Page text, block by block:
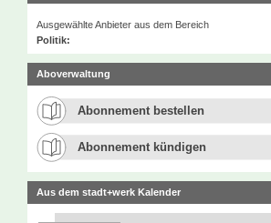
Ausgewählte Anbieter aus dem Bereich
Politik:
Aboverwaltung
Abonnement bestellen
Abonnement kündigen
Aus dem stadt+werk Kalender